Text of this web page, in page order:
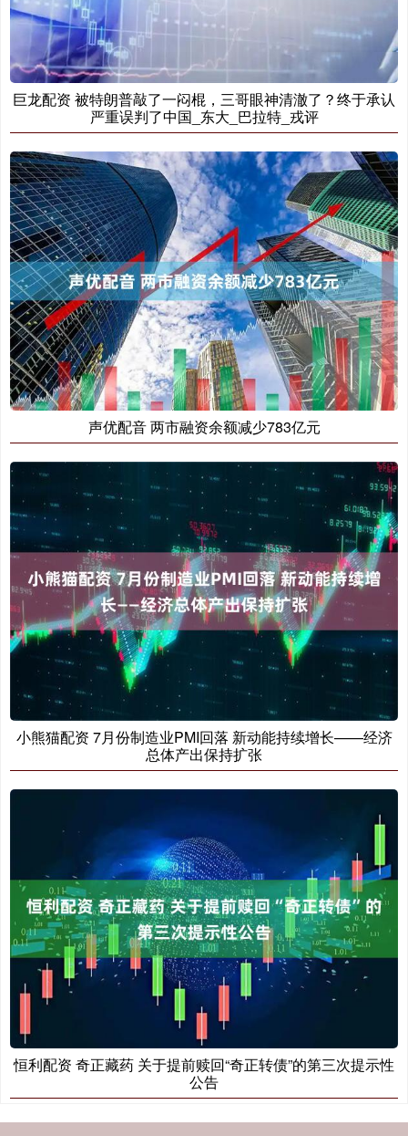
巨龙配资 被特朗普敲了一闷棍，三哥眼神清澈了？终于承认
严重误判了中国_东大_巴拉特_戎评
声优配音 两市融资余额减少783亿元
小熊猫配资 7月份制造业PMI回落 新动能持续增长——经济
总体产出保持扩张
恒利配资 奇正藏药 关于提前赎回“奇正转债”的第三次提示性
公告